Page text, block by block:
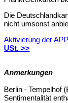
Die
nicht umsonst
Aktivierung der APP
USt. >>
Anmerkungen
Berlin - Tempelhof
Sentimentalität